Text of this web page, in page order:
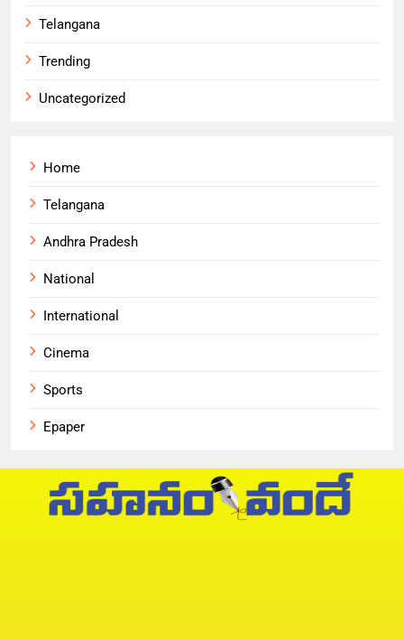
Telangana
Trending
Uncategorized
Home
Telangana
Andhra Pradesh
National
International
Cinema
Sports
Epaper